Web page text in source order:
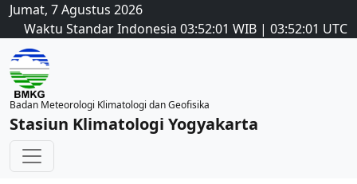
Jumat, 7 Agustus 2026
Waktu Standar Indonesia 03:52:01 WIB | 03:52:01 UTC
Badan Meteorologi Klimatologi dan Geofisika
Stasiun Klimatologi Yogyakarta